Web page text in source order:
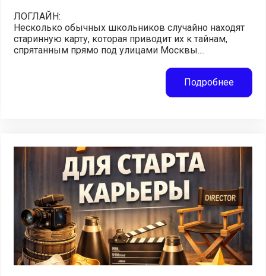
ЛОГЛАЙН:
Несколько обычных школьников случайно находят
старинную карту, которая приводит их к тайнам,
спрятанным прямо под улицами Москвы....
Подробнее